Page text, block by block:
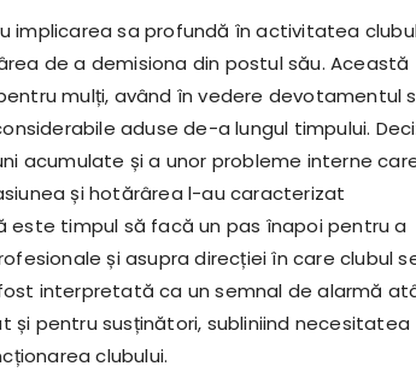
implicarea sa profundă în activitatea
de a demisiona din postul său. Această
mulți, având în vedere devotamentul
aduse de-a lungul timpului.
acumulate și a unor probleme interne
și hotărârea l-au caracterizat
timpul să facă un pas înapoi pentru a
și asupra direcției în care clubul
interpretată ca un semnal de alarmă
și pentru susținători, subliniind necesitatea
clubului.